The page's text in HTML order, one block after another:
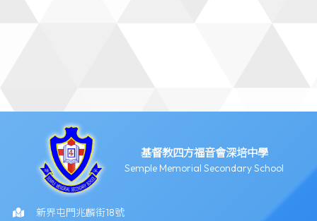
基督教四方福音會深培中學
Semple Memorial Secondary School
新界屯門兆麟街18號